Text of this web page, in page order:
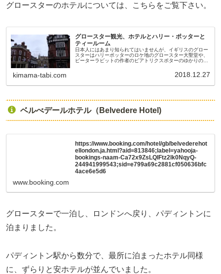
グロースターのホテルについては、こちらをご覧下さい。
グロースター観光、ホテルとハリー・ポッターと
ティールーム
日本人にはあまり知られてはいませんが、イギリスのグロー
スターはハリーポッターのロケ地のグロースター大聖堂や、
ピーターラビットの作者のビアトリクスポターのゆかりの地
kimama-tabi.com 2018.12.27
ベルべデールホテル（Belvedere Hotel)
https://www.booking.com/hotel/gb/belvederehot
ellondon.ja.html?aid=813846;label=yahooja-
bookings-naam-Ca72x9ZsLQIFtz2lk0NqyQ-
244941999543;sid=e799a69c2881cf050636bfc
4ace6e5d6
www.booking.com
グロースターで一泊し、ロンドンへ戻り、パディントンに
泊まりました。
パディントン駅から数分で、最所に泊まったホテル同様
に、ずらりと安ホテルが並んでいました。